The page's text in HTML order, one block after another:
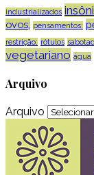
industrializados
ovos; pensamentos;
restrição; rótulos
vegetariano água
Arquivo
Arquivo